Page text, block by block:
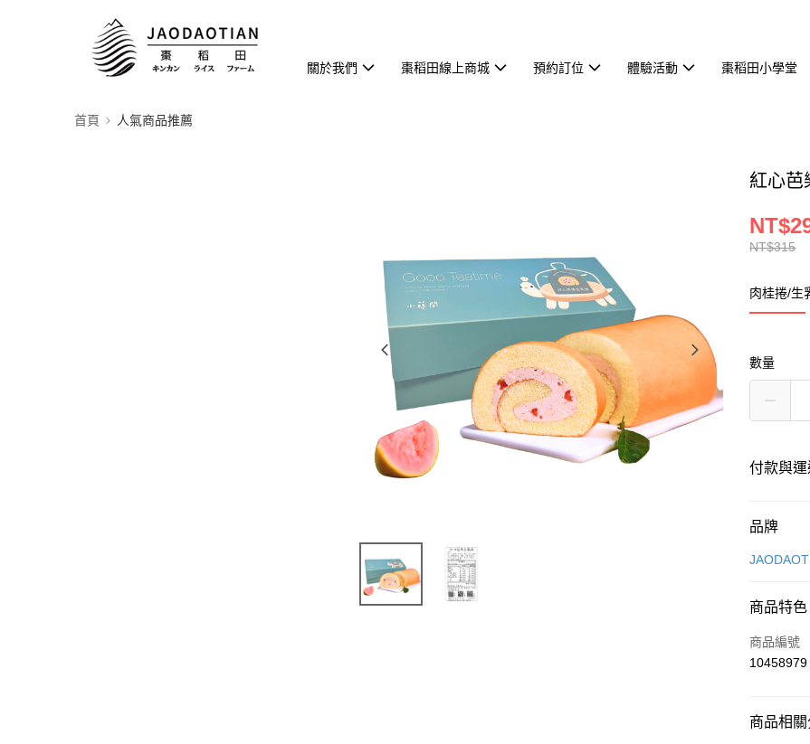
關於我們 棗稻田線上商城 預約訂位 體驗活動 棗稻田小學堂
首頁 人氣商品推薦
紅心芭
NT$315
肉桂捲/生
數量
付款與
付款方式
信用卡一
運送方式
冷藏宅配
品牌
商品特色
商品編號
10458979
商品相